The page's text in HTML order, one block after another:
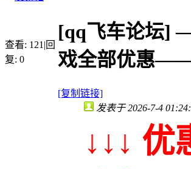
查看: 121 |回
复: 0
[qq飞车论坛]
戏全部优惠
[复制链接]
发表于 2026-7-4
↓↓↓ 优